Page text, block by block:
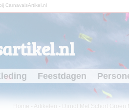
CarnavalsArtikel.nl
Feestdagen
Home Artikelen Dirndl Met Schort Groen